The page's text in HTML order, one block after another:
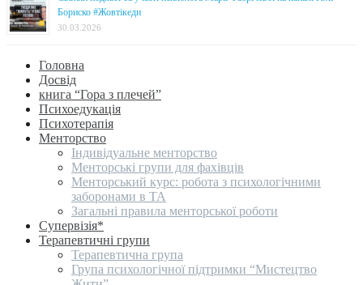
Бориско #Жовтікеди
30.03.2026
Головна
Досвід
книга “Гора з плечей”
Психоедукація
Психотерапія
Менторство
Індивідуальне менторство
Менторські групи для фахівців
Менторський курс: робота з психологічними
заборонами в ТА
Загальні правила менторської роботи
Супервізія*
Терапевтичні групи
Терапевтична група
Група психологічної підтримки “Мистецтво